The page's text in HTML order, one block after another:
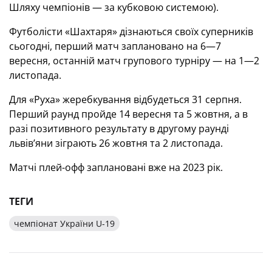
Шляху чемпіонів — за кубковою системою).
Футболісти «Шахтаря» дізнаються своїх суперників
сьогодні, перший матч заплановано на 6—7
вересня, останній матч групового турніру — на 1—2
листопада.
Для «Руха» жеребкування відбудеться 31 серпня.
Перший раунд пройде 14 вересня та 5 жовтня, а в
разі позитивного результату в другому раунді
львів’яни зіграють 26 жовтня та 2 листопада.
Матчі плей-офф заплановані вже на 2023 рік.
ТЕГИ
чемпіонат України U-19